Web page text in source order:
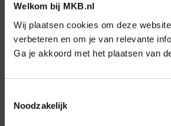
Welkom bij MKB.nl
Wij plaatsen cookies om deze
verbeteren en om je van relevante
Ga je akkoord met het plaatsen van
Noodzakelijk
Direct naar
Over ons
Bezuidenhoutseweg 12